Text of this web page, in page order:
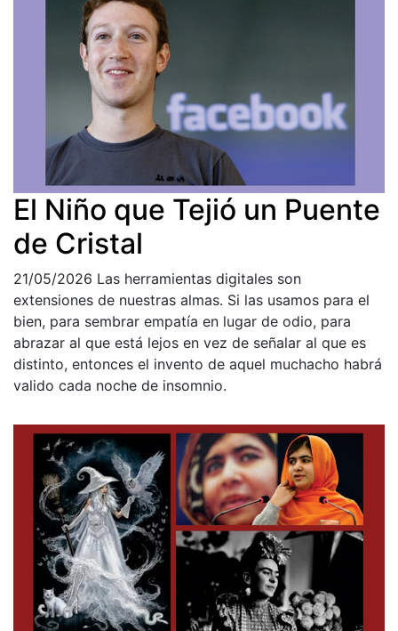
El Niño que Tejió un Puente
de Cristal
21/05/2026 Las herramientas digitales son
extensiones de nuestras almas. Si las usamos para el
bien, para sembrar empatía en lugar de odio, para
abrazar al que está lejos en vez de señalar al que es
distinto, entonces el invento de aquel muchacho habrá
valido cada noche de insomnio.